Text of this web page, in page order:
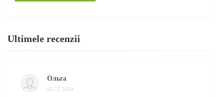
Ultimele recenzii
Ольга
05.12.2024